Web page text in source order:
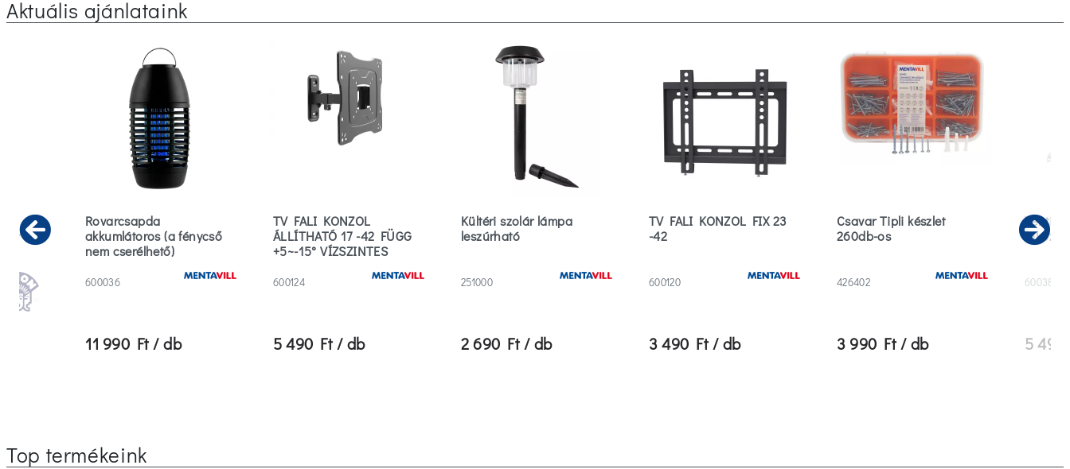
Aktuális ajánlataink
Previous
Rovarcsapda
akkumlátoros (a fénycső
nem cserélhető)
600036
11 990 Ft / db
TV FALI KONZOL
ÁLLÍTHATÓ 17 -42 FÜGG
+5~-15° VÍZSZINTES
600124
5 490 Ft / db
Kültéri szolár lámpa
leszúrható
251000
2 690 Ft / db
TV FALI KONZOL FIX 23
-42
600120
3 490 Ft / db
Csavar Tipli készlet
260db-os
426402
3 990 Ft / db
600381
5
Top termékeink